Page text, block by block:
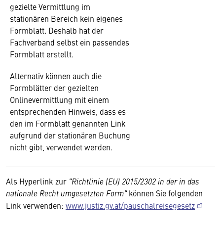
gezielte Vermittlung im
stationären Bereich kein eigenes
Formblatt. Deshalb hat der
Fachverband selbst ein passendes
Formblatt erstellt.
Alternativ können auch die
Formblätter der gezielten
Onlinevermittlung mit einem
entsprechenden Hinweis, dass es
den im Formblatt genannten Link
aufgrund der stationären Buchung
nicht gibt, verwendet werden.
Als Hyperlink zur "Richtlinie (EU) 2015/2302 in der in das
nationale Recht umgesetzten Form"können Sie folgenden
Link verwenden: www.justiz.gv.at/pauschalreisegesetz